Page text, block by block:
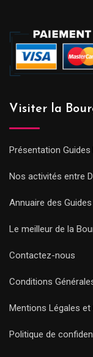
Visiter la
Présentation Guides
Nos activités entre
Annuaire des
Le meilleur de la
Contactez-nous
Conditions
Mentions Légales et
Politique de